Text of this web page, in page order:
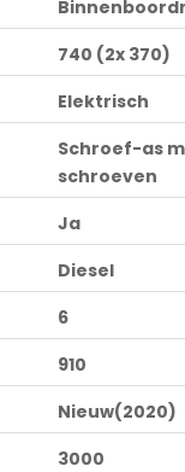
740 (2x 370)
Elektrisch
Schroef-as
schroeven
Ja
Diesel
6
910
Nieuw(2020)
3000